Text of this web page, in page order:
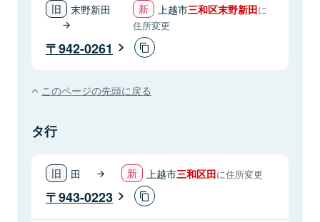
末野新田 上越市三和区末野新田に
住所変更
942-0261
このページの先頭に戻る
タ行
田 上越市三和区田に住所変更
943-0223